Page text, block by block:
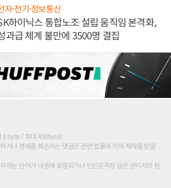
자·전기·정보통신
하이닉스 통합노조 설립 움직임 본격화,
과급 체계 불만에 3500명 결집
0 byte / 최대 400byte)
거나 명예를 훼손하는 댓글은 관련 법률에 의해 제재를 받을
하는 단어가 내용에 포함되거나 인신공격성 글은 관리자의 판